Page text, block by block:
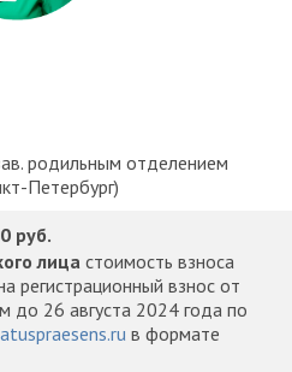
родильным отделением
Петербург)
руб.
лица стоимость взноса
регистрационный взнос от
до 26 августа 2024 года по
в формате